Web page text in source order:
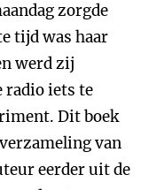
zorgde
tijd was haar
werd zij
radio iets te
Dit boek
van
eerder uit de